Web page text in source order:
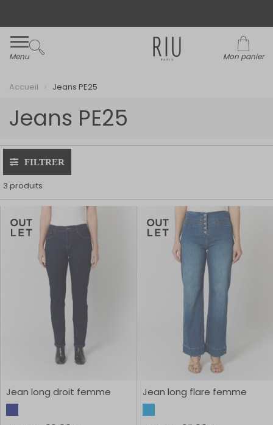
Livraison et retour offerts* en boutiques RIU
Paris - Jacqueline RIU
Menu Mon panier
Accueil Jeans PE25
Jeans PE25
FILTRER
3 produits
Jean long droit femme Jean long flare femme